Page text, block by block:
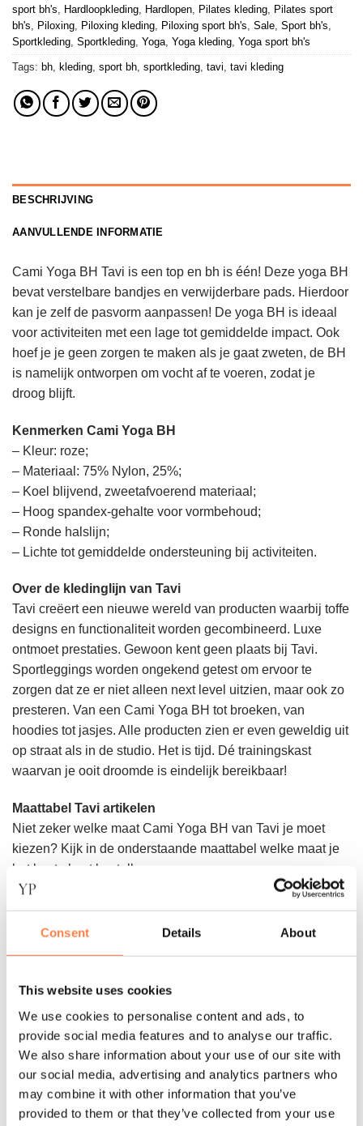
Consent Details About
This website uses cookies
We use cookies to personalise content and ads, to
provide social media features and to analyse our traffic.
We also share information about your use of our site with
our social media, advertising and analytics partners who
may combine it with other information that you’ve
provided to them or that they’ve collected from your use
sport bh's
Hardloopkleding Hardlopen Pilates kleding
Pilates sport
bh's
Piloxing Piloxing kleding Piloxing sport bh's Sale Sport bh's
Sportkleding Sportkleding Yoga Yoga kleding Yoga sport bh's
Tags: bh kleding sport bh sportkleding tavi tavi kleding
BESCHRIJVING
AANVULLENDE INFORMATIE
Cami Yoga BH Tavi is een top en bh is één! Deze yoga BH
bevat verstelbare bandjes en verwijderbare pads. Hierdoor
kan je zelf de pasvorm aanpassen! De yoga BH is ideaal
voor activiteiten met een lage tot gemiddelde impact. Ook
hoef je je geen zorgen te maken als je gaat zweten, de BH
is namelijk ontworpen om vocht af te voeren, zodat je
droog blijft.
Kenmerken Cami Yoga BH
– Kleur: roze;
– Materiaal: 75% Nylon, 25%;
– Koel blijvend, zweetafvoerend materiaal;
– Hoog spandex-gehalte voor vormbehoud;
– Ronde halslijn;
– Lichte tot gemiddelde ondersteuning bij activiteiten.
Over de kledinglijn van Tavi
Tavi creëert een nieuwe wereld van producten waarbij toffe
designs en functionaliteit worden gecombineerd. Luxe
ontmoet prestaties. Gewoon kent geen plaats bij Tavi.
Sportleggings worden ongekend getest om ervoor te
zorgen dat ze er niet alleen next level uitzien, maar ook zo
presteren. Van een Cami Yoga BH tot broeken, van
hoodies tot jasjes. Alle producten zien er even geweldig uit
op straat als in de studio. Het is tijd. Dé trainingskast
waarvan je ooit droomde is eindelijk bereikbaar!
Maattabel Tavi artikelen
Niet zeker welke maat Cami Yoga BH van Tavi je moet
kiezen? Kijk in de onderstaande maattabel welke maat je
het beste kunt bestellen.
Benieuwd naar de andere Cami Yoga BH’s van Tavi?